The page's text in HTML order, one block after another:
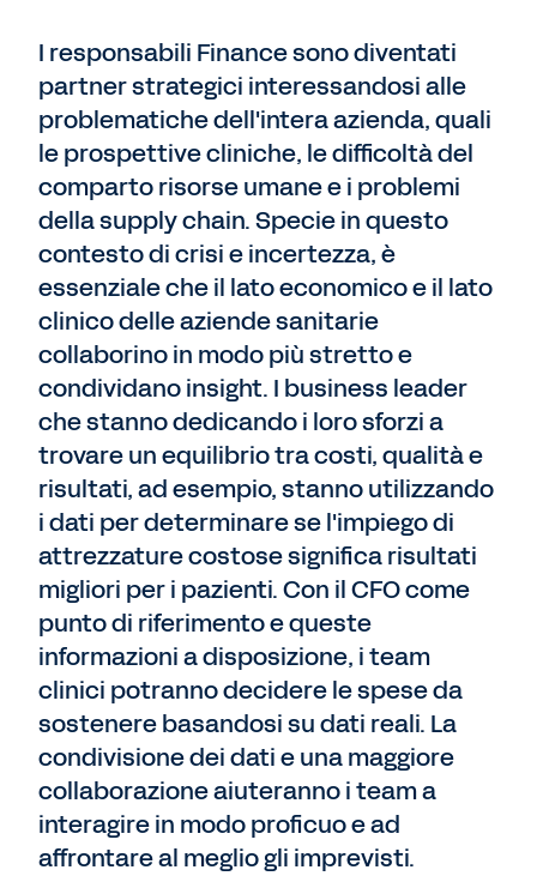
I responsabili Finance sono diventati
partner strategici interessandosi alle
problematiche dell'intera azienda, quali
le prospettive cliniche, le difficoltà del
comparto risorse umane e i problemi
della supply chain. Specie in questo
contesto di crisi e incertezza, è
essenziale che il lato economico e il lato
clinico delle aziende sanitarie
collaborino in modo più stretto e
condividano insight. I business leader
che stanno dedicando i loro sforzi a
trovare un equilibrio tra costi, qualità e
risultati, ad esempio, stanno utilizzando
i dati per determinare se l'impiego di
attrezzature costose significa risultati
migliori per i pazienti. Con il CFO come
punto di riferimento e queste
informazioni a disposizione, i team
clinici potranno decidere le spese da
sostenere basandosi su dati reali. La
condivisione dei dati e una maggiore
collaborazione aiuteranno i team a
interagire in modo proficuo e ad
affrontare al meglio gli imprevisti.